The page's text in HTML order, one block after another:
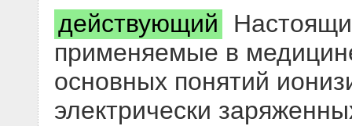
действующий
применяемые в
основных понятий
электрически